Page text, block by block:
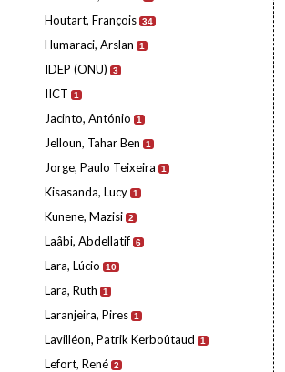
Houtart, François 34
Humaraci, Arslan 1
IDEP (ONU) 3
IICT 1
Jacinto, António 1
Jelloun, Tahar Ben 1
Jorge, Paulo Teixeira 1
Kisasanda, Lucy 1
Kunene, Mazisi 2
Laâbi, Abdellatif 6
Lara, Lúcio 10
Lara, Ruth 1
Laranjeira, Pires 1
Lavilléon, Patrik Kerboûtaud 1
Lefort, René 2